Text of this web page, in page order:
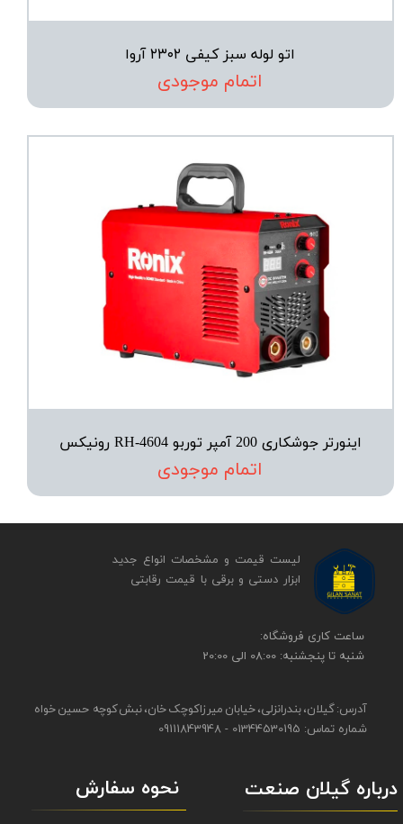
اتو لوله سبز کیفی ۲۳۰۲ آروا
اتمام موجودی
اینورتر جوشکاری 200 آمپر توربو RH-4604 رونیکس
اتمام موجودی
​​ساعت کاری فروشگاه:
شنبه تا پنجشنبه: 08:00 الی 20:00
آدرس: گیلان، بندرانزلی، خیابان میرزاکوچک خان، نبش کوچه حسین خواه
شماره تماس: 01344530195 - 09111843948
لیست قیمت و مشخصات انواع جدید
ابزار دستی و برقی ​​​​​​​با قیمت رقابتی
نحوه سفارش درباره گیلان صنعت